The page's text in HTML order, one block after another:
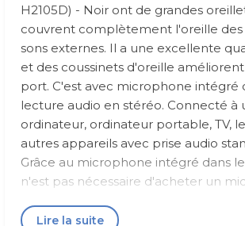
H2105D) - Noir ont de grandes
couvrent complètement l'oreille des
sons externes. Il a une excellente
et des coussinets d'oreille
port. C'est avec microphone intégré
lecture audio en stéréo. Connecté à
ordinateur, ordinateur portable, TV,
autres appareils avec prise audio
Grâce au microphone intégré dans
n'est pas nécessaire d'acheter un
communiquer avec Skype.
Lire la suite